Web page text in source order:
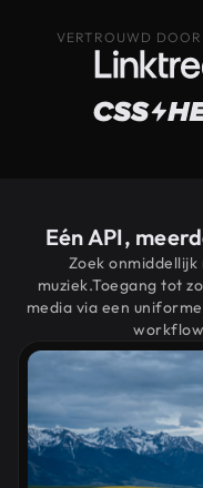
VERTROUWD
Eén API,
Zoek
muziek.Toegang tot
media via een